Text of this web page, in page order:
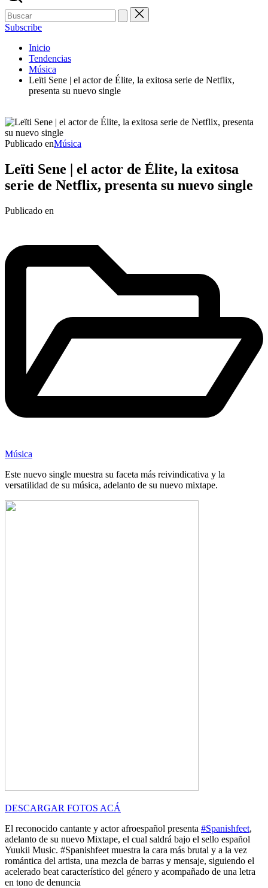
Subscribe
Inicio
Tendencias
Música
Leïti Sene | el actor de Élite, la exitosa serie de Netflix,
presenta su nuevo single
Publicado enMúsica
Leïti Sene | el actor de Élite, la exitosa
serie de Netflix, presenta su nuevo single
Publicado en
Música
Este nuevo single muestra su faceta más reivindicativa y la
versatilidad de su música, adelanto de su nuevo mixtape.
DESCARGAR FOTOS ACÁ
El reconocido cantante y actor afroespañol presenta #Spanishfeet,
adelanto de su nuevo Mixtape, el cual saldrá bajo el sello español
Yuukii Music. #Spanishfeet muestra la cara más brutal y a la vez
romántica del artista, una mezcla de barras y mensaje, siguiendo el
acelerado beat característico del género y acompañado de una letra
en tono de denuncia